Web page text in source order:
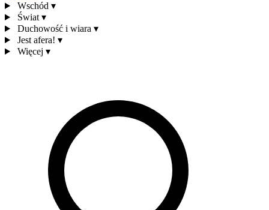
Wschód ▾
Świat ▾
Duchowość i wiara ▾
Jest afera! ▾
Więcej ▾